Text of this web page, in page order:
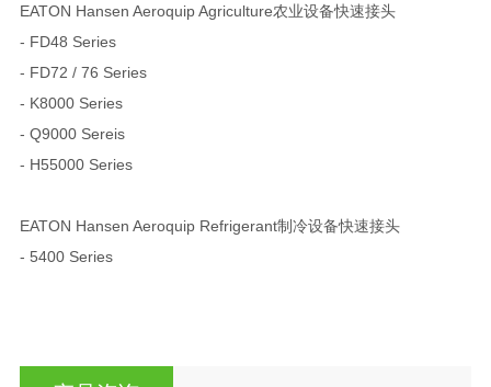
EATON Hansen Aeroquip Agriculture农业设备快速接头
- FD48 Series
- FD72 / 76 Series
- K8000 Series
- Q9000 Sereis
- H55000 Series
EATON Hansen Aeroquip Refrigerant制冷设备快速接头
- 5400 Series